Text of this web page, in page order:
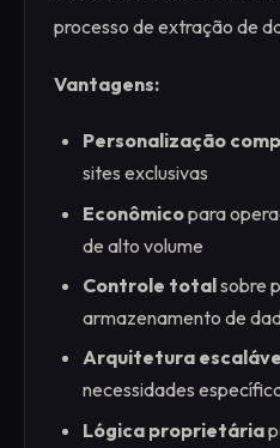
processo de extração de
Vantagens:
Personalização
sites exclusivas
Econômicopara
de alto volume
Controle totalsobre
armazenamento de
Arquitetura
necessidades
Lógica proprietária